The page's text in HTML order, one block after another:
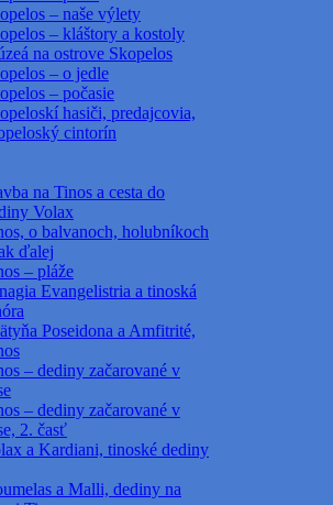
– naše výlety
– kláštory a kostoly
na ostrove Skopelos
– o jedle
– počasie
hasiči, predajcovia,
cintorín
na Tinos a cesta do
Volax
o balvanoch, holubníkoch
ďalej
– pláže
Evangelistria a tinoská
Poseidona a Amfitrité,
– dediny začarované v
– dediny začarované v
2. časť
a Kardiani, tinoské dediny
a Malli, dediny na